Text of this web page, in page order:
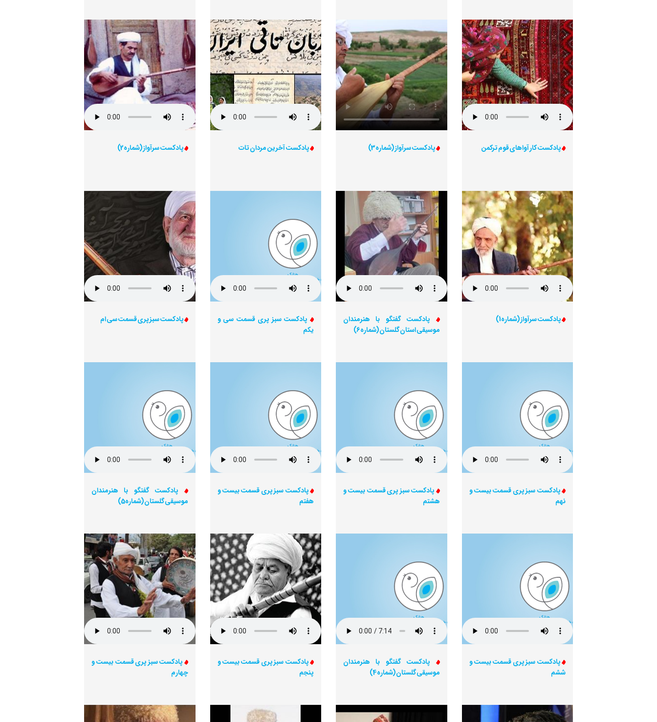
پادکست کار آواهای قوم ترکمن پادکست سرآواز (شماره3) پادکست آخرین مردان تات پادکست سرآواز (شماره2)
پادکست سرآواز (شماره1)
پادکست گفتگو با هنرمندان
موسیقی استان گلستان (شماره 6)
پادکست سبز پری قسمت سی و
یکم
پادکست سبز پری قسمت سی ام
پادکست سبز پری قسمت بیست و
نهم
پادکست سبز پری قسمت بیست و
هشتم
پادکست سبز پری قسمت بیست و
هفتم
پادکست گفتگو با هنرمندان
موسیقی گلستان (شماره5)
پادکست سبز پری قسمت بیست و
ششم
پادکست گفتگو با هنرمندان
موسیقی گلستان (شماره 4)
پادکست سبز پری قسمت بیست و
پنجم
پادکست سبز پری قسمت بیست و
چهارم